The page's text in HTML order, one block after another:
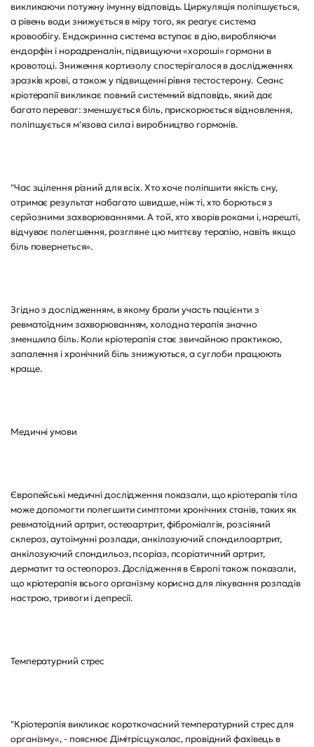
викликаючи потужну імунну відповідь. Циркуляція поліпшується,
а рівень води знижується в міру того, як реагує система
кровообігу. Ендокринна система вступає в дію, виробляючи
ендорфін і норадреналін, підвищуючи «хороші» гормони в
кровотоці. Зниження кортизолу спостерігалося в дослідженнях
зразків крові, а також у підвищенні рівня тестостерону. Сеанс
кріотерапії викликає повний системний відповідь, який дає
багато переваг: зменшується біль, прискорюється відновлення,
поліпшується м'язова сила і виробництво гормонів.
"Час зцілення різний для всіх. Хто хоче поліпшити якість сну,
отримає результат набагато швидше, ніж ті, хто борються з
серйозними захворюваннями. А той, хто хворів роками і, нарешті,
відчуває полегшення, розгляне цю миттєву терапію, навіть якщо
біль повернеться».
Згідно з дослідженням, в якому брали участь пацієнти з
ревматоїдним захворюванням, холодна терапія значно
зменшила біль. Коли кріотерапія стає звичайною практикою,
запалення і хронічний біль знижуються, а суглоби працюють
краще.
Медичні умови
Європейські медичні дослідження показали, що кріотерапія тіла
може допомогти полегшити симптоми хронічних станів, таких як
ревматоїдний артрит, остеоартрит, фіброміалгія, розсіяний
склероз, аутоімунні розлади, анкілозуючий спондилоартрит,
анкілозуючий спондильоз, псоріаз, псоріатичний артрит,
дерматит та остеопороз. Дослідження в Європі також показали,
що кріотерапія всього організму корисна для лікування розладів
настрою, тривоги і депресії.
Температурний стрес
"Кріотерапія викликає короткочасний температурний стрес для
організму«, - пояснює Дімітрісцукалас, провідний фахівець в